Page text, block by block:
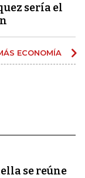
sería el
ECONOMÍA
se reúne